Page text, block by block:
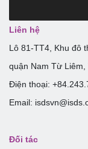
Liên hệ
Lô 81-TT4, Khu đô
quận Nam Từ Liêm,
Điện thoại:
Email:
Đối tác